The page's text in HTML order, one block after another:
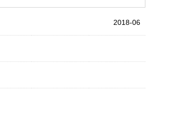
2018-06